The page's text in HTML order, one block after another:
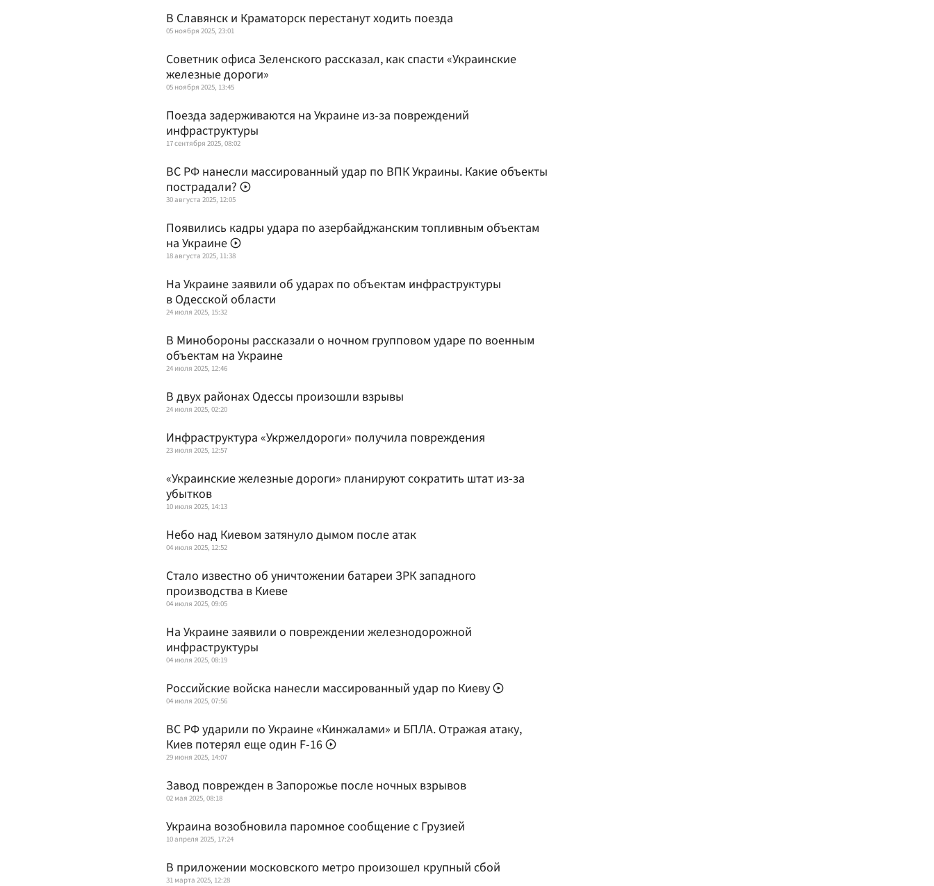
В Славянск и Краматорск перестанут ходить поезда
05 ноября 2025, 23:01
Советник офиса Зеленского рассказал, как спасти «Украинские
железные дороги»
05 ноября 2025, 13:45
Поезда задерживаются на Украине из-за повреждений
инфраструктуры
17 сентября 2025, 08:02
ВС РФ нанесли массированный удар по ВПК Украины. Какие объекты
пострадали?
30 августа 2025, 12:05
Появились кадры удара по азербайджанским топливным объектам
на Украине
18 августа 2025, 11:38
На Украине заявили об ударах по объектам инфраструктуры
в Одесской области
24 июля 2025, 15:32
В Минобороны рассказали о ночном групповом ударе по военным
объектам на Украине
24 июля 2025, 12:46
В двух районах Одессы произошли взрывы
24 июля 2025, 02:20
Инфраструктура «Укржелдороги» получила повреждения
23 июля 2025, 12:57
«Украинские железные дороги» планируют сократить штат из-за
убытков
10 июля 2025, 14:13
Небо над Киевом затянуло дымом после атак
04 июля 2025, 12:52
Стало известно об уничтожении батареи ЗРК западного
производства в Киеве
04 июля 2025, 09:05
На Украине заявили о повреждении железнодорожной
инфраструктуры
04 июля 2025, 08:19
Российские войска нанесли массированный удар по Киеву
04 июля 2025, 07:56
ВС РФ ударили по Украине «Кинжалами» и БПЛА. Отражая атаку,
Киев потерял еще один F-16
29 июня 2025, 14:07
Завод поврежден в Запорожье после ночных взрывов
02 мая 2025, 08:18
Украина возобновила паромное сообщение с Грузией
10 апреля 2025, 17:24
В приложении московского метро произошел крупный сбой
31 марта 2025, 12:28